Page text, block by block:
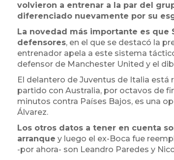
volvieron a entrenar a la par del
diferenciado nuevamente por su
La novedad más importante es
defensores, en el que se destacó la
entrenador apela a este sistema
defensor de Manchester United y el
El delantero de Juventus de Italia
partido con Australia, por octavos de
minutos contra Países Bajos, es una
Álvarez.
Los otros datos a tener en cuenta
arranque y luego el ex-Boca fue
-por ahora- son Leandro Paredes y